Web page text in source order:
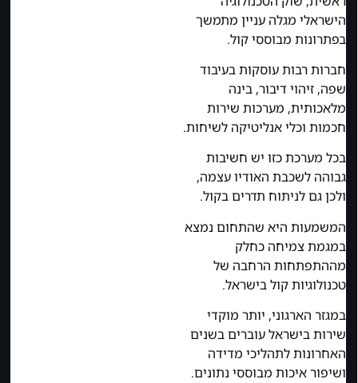
הישראלי מגלה עניין מתמשך
בפתרונות מבוססי קול.
חברות רבות עוסקות בעיבוד
שפה, זיהוי דיבור, בינה
מלאכותית, מערכות שירות
חכמות וכלי אנליטיקה לשיחות.
בכל מערכת כזו יש חשיבות
גבוהה לשכבת האודיו עצמה,
ולכן גם לניתוח תדרים בקול.
המשמעות היא שהתחום נמצא
במגמת צמיחה כחלק
מההתפתחות הרחבה של
טכנולוגיות קול בישראל.
במגזר הארגוני, יותר מוקדי
שירות בישראל עוברים בשנים
האחרונות לתהליכי מדידה
ושיפור איכות מבוססי נתונים.